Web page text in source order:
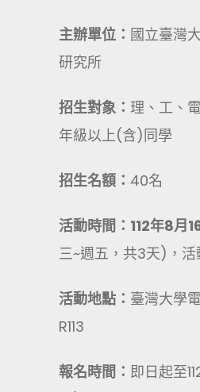
主辦單位： 國立臺灣
研究所
招生對象： 理、工、
年級以上(含)同學
招生名額： 40名
活動時間 ： 112年8月
三~週五，共3天)，活
活動地點： 臺灣大學
R113
報名時間 ： 即日起至